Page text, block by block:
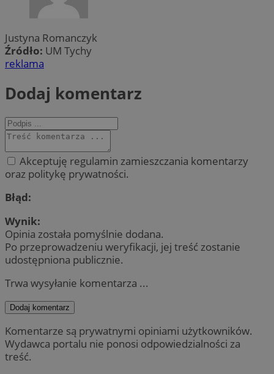
Justyna Romanczyk
Źródło: UM Tychy
reklama
Dodaj komentarz
Akceptuję regulamin zamieszczania komentarzy
oraz politykę prywatności.
Błąd:
Wynik:
Opinia została pomyślnie dodana.
Po przeprowadzeniu weryfikacji, jej treść zostanie
udostępniona publicznie.
Trwa wysyłanie komentarza ...
Dodaj komentarz
Komentarze są prywatnymi opiniami użytkowników.
Wydawca portalu nie ponosi odpowiedzialności za
treść.